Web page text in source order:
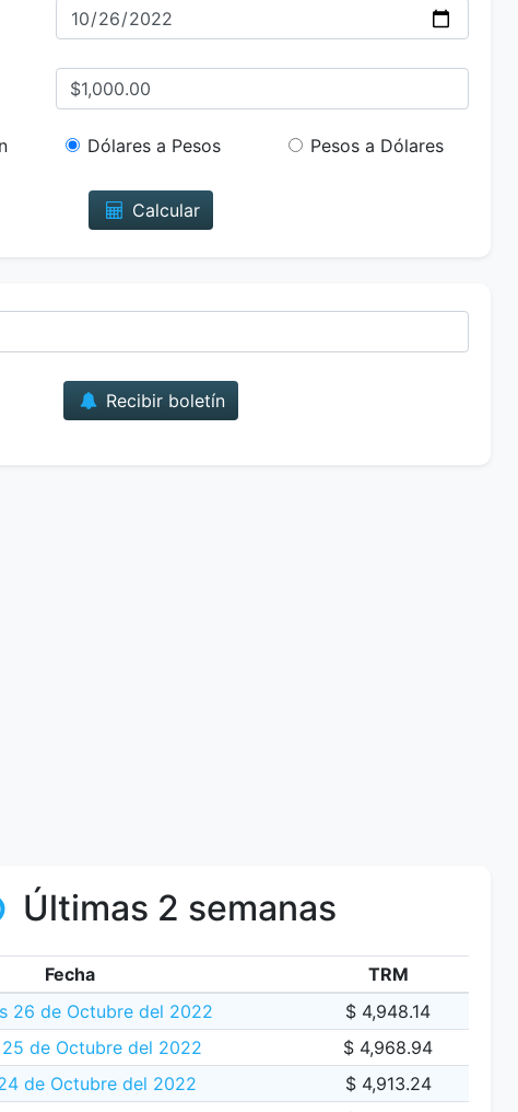
Dólares a Pesos Pesos a Dólares
Calcular
Recibir boletín
Últimas 2 semanas
Fecha
TRM
26 de Octubre del 2022
$ 4,948.14
de Octubre del 2022
$ 4,968.94
de Octubre del 2022
$ 4,913.24